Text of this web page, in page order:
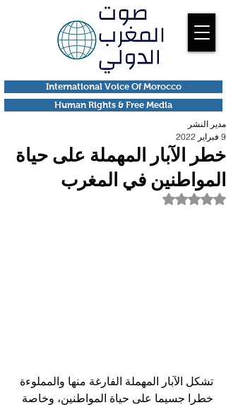
Human Rights & Free Media
International Voice Of Morocco
خطر الآبار المهملة على حياة
المواطنين في المغرب
مدير النشر
9 فبراير 2022
تم التقييم بـ ليس رقمًا من أصل 5 نجوم.
تشكل الآبار المهملة الفارغة منها والمملوءة
خطرا جسيما على حياة المواطنين، وخاصة